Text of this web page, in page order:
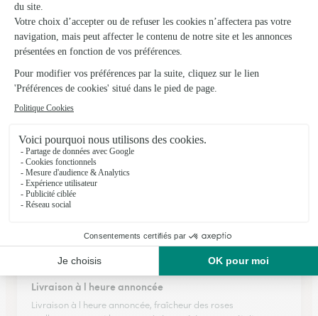
★ ★ ★ ★ ★
C’est rapide
C’est rapide, clair d’explications il y a du choix !
28/02/2026
★ ★ ★ ★ ★
Parfait
Belle présentation du bouquet
★ ★ ★
Livraison à l heure annoncée
Livraison à l heure annoncée, fraîcheur des roses